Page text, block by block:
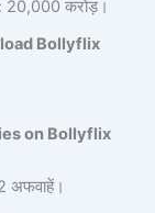
20,000 करोड़।
Bollyflix
on Bollyflix
अफवाहें।